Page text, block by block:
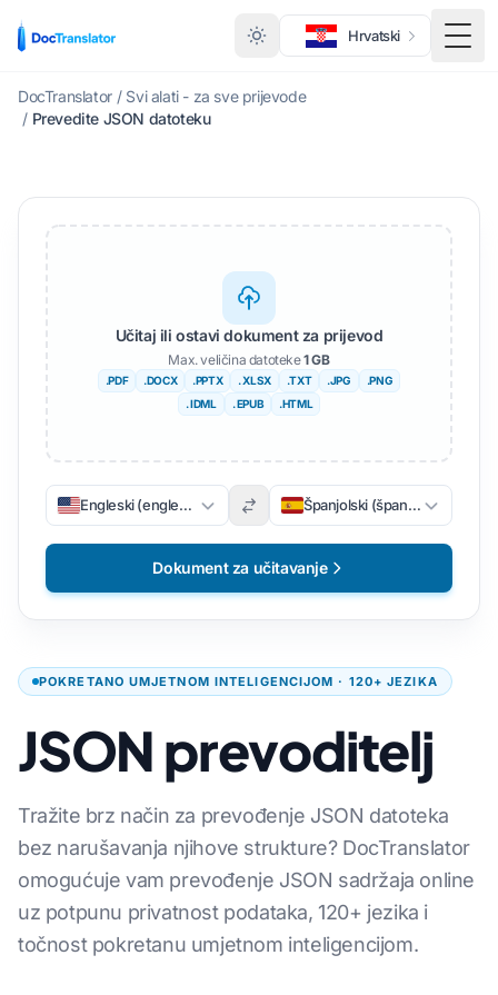
Hrvatski
DocTranslator / Svi alati - za sve prijevode
/ Prevedite JSON datoteku
POKRETANO UMJETNOM INTELIGENCIJOM · 120+ JEZIKA
JSON prevoditelj
Tražite brz način za prevođenje JSON datoteka
bez narušavanja njihove strukture? DocTranslator
omogućuje vam prevođenje JSON sadržaja online
uz potpunu privatnost podataka, 120+ jezika i
točnost pokretanu umjetnom inteligencijom.
Učitaj ili ostavi dokument za prijevod
Max. veličina datoteke1 GB
.PDF .DOCX .PPTX . XLSX .TXT .JPG
.PNG
. IDML
. EPUB .HTML
Engleski (engleski) Španjolski (španjolski)
Dokument za učitavanje